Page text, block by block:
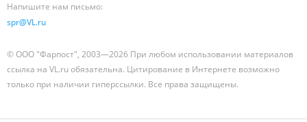
Напишите нам письмо:
spr@VL.ru
© ООО "Фарпост", 2003—2026 При любом использовании материалов
ссылка на VL.ru обязательна. Цитирование в Интернете возможно
только при наличии гиперссылки. Все права защищены.